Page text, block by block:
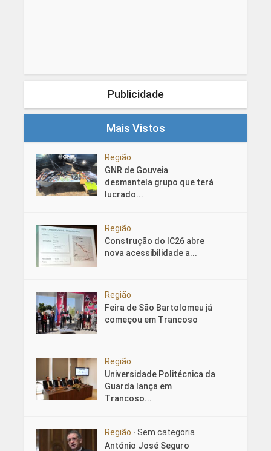
Publicidade
Mais Vistos
Região
GNR de Gouveia
desmantela grupo que terá
lucrado...
Região
Construção do IC26 abre
nova acessibilidade a...
Região
Feira de São Bartolomeu já
começou em Trancoso
Região
Universidade Politécnica da
Guarda lança em
Trancoso...
Região • Sem categoria
António José Seguro